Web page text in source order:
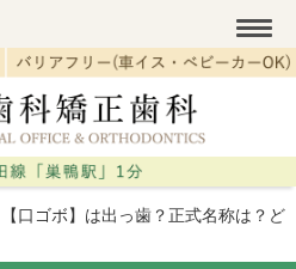
【口ゴボ】は出っ歯？正式名称は？ど